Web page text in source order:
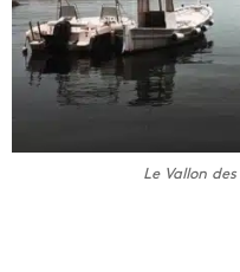
Le Vallon